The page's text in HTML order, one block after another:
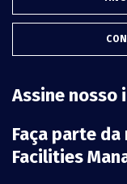
Assine
Faça parte
Facilities